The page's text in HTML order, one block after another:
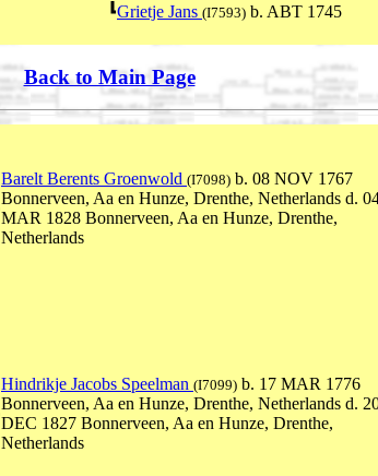
Grietje Jans (I7593) b. ABT 1745
Back to Main Page
Barelt Berents Groenwold (I7098) b. 08 NOV 1767
Bonnerveen, Aa en Hunze, Drenthe, Netherlands d.
MAR 1828 Bonnerveen, Aa en Hunze, Drenthe,
Netherlands
Hindrikje Jacobs Speelman (I7099) b. 17 MAR 1776
Bonnerveen, Aa en Hunze, Drenthe, Netherlands d.
DEC 1827 Bonnerveen, Aa en Hunze, Drenthe,
Netherlands